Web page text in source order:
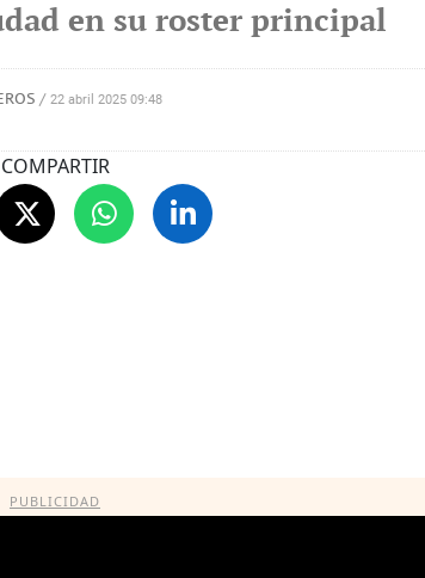
en su roster principal
/ 22 abril 2025 09:48
COMPARTIR
PUBLICIDAD